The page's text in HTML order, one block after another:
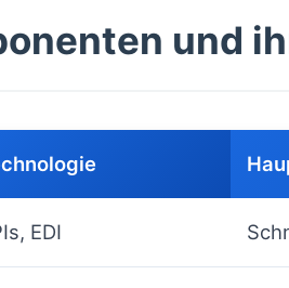
und
EDI